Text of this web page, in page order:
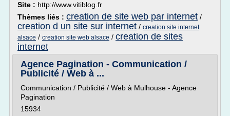
Site : http://www.vitiblog.fr
Thèmes liés : creation de site web par internet /
creation d un site sur internet / creation site internet
alsace / creation site web alsace / creation de sites
internet
Agence Pagination - Communication /
Publicité / Web à ...
Communication / Publicité / Web à Mulhouse - Agence
Pagination
15934